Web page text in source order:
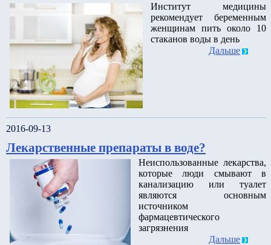
Институт медицины
рекомендует беременным
женщинам пить около 10
стаканов воды в день
Дальше
2016-09-13
Лекарственные препараты в воде?
Неиспользованные лекарства,
которые люди смывают в
канализацию или туалет
являются основным
источником
фармацевтического
загрязнения
Дальше